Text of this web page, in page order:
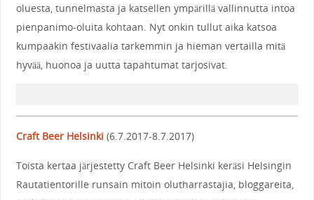
oluesta, tunnelmasta ja katsellen ympärillä vallinnutta intoa
pienpanimo-oluita kohtaan. Nyt onkin tullut aika katsoa
kumpaakin festivaalia tarkemmin ja hieman vertailla mitä
hyvää, huonoa ja uutta tapahtumat tarjosivat.
Craft BeerHelsinki (6.7.2017-8.7.2017)
Toista kertaa järjestetty Craft Beer Helsinki keräsi Helsingin
Rautatientorille runsain mitoin olutharrastajia, bloggareita,